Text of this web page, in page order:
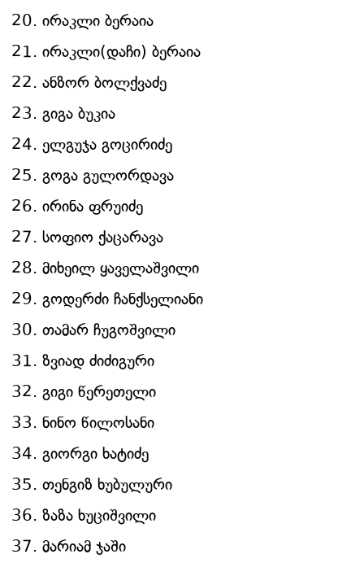
ირაკლი ბერაია
ირაკლი(დაჩი) ბერაია
ანზორ ბოლქვაძე
გიგა ბუკია
ელგუჯა გოცირიძე
გოგა გულორდავა
ირინა ფრუიძე
სოფიო ქაცარავა
მიხეილ ყაველაშვილი
გოდერძი ჩანქსელიანი
თამარ ჩუგოშვილი
ზვიად ძიძიგური
გიგი წერეთელი
ნინო წილოსანი
გიორგი ხატიძე
თენგიზ ხუბულური
ზაზა ხუციშვილი
მარიამ ჯაში